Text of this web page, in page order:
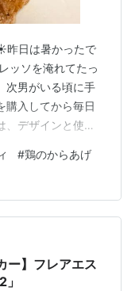
昨日は暑かったで
ッソを淹れてたっ
次男がいる頃に手
購入してから毎日
、デザインと使い
も使えそうなの
メーカー ヴィー
ッチン似てますが
、セットして洗い
その音を聞くのも
#鶏のからあげ
ー】フレアエス